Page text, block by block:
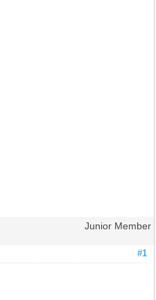
Junior Member
#1